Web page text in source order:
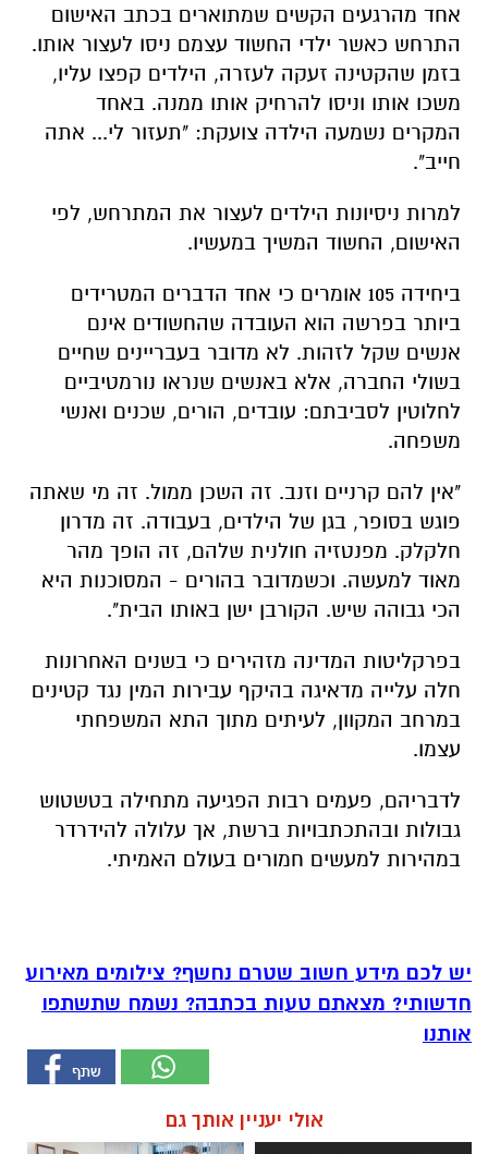
אחד מהרגעים הקשים שמתוארים בכתב האישום
התרחש כאשר ילדי החשוד עצמם ניסו לעצור אותו.
בזמן שהקטינה זעקה לעזרה, הילדים קפצו עליו,
משכו אותו וניסו להרחיק אותו ממנה. באחד
המקרים נשמעה הילדה צועקת: "תעזור לי... אתה
חייב".
למרות ניסיונות הילדים לעצור את המתרחש, לפי
האישום, החשוד המשיך במעשיו.
ביחידה 105 אומרים כי אחד הדברים המטרידים
ביותר בפרשה הוא העובדה שהחשודים אינם
אנשים שקל לזהות. לא מדובר בעבריינים שחיים
בשולי החברה, אלא באנשים שנראו נורמטיביים
לחלוטין לסביבתם: עובדים, הורים, שכנים ואנשי
משפחה.
"אין להם קרניים וזנב. זה השכן ממול. זה מי שאתה
פוגש בסופר, בגן של הילדים, בעבודה. זה מדרון
חלקלק. מפנטזיה חולנית שלהם, זה הופך מהר
מאוד למעשה. וכשמדובר בהורים - המסוכנות היא
הכי גבוהה שיש. הקורבן ישן באותו הבית".
בפרקליטות המדינה מזהירים כי בשנים האחרונות
חלה עלייה מדאיגה בהיקף עבירות המין נגד קטינים
במרחב המקוון, לעיתים מתוך התא המשפחתי
עצמו.
לדבריהם, פעמים רבות הפגיעה מתחילה בטשטוש
גבולות ובהתכתבויות ברשת, אך עלולה להידרדר
במהירות למעשים חמורים בעולם האמיתי.
יש לכם מידע חשוב שטרם נחשף? צילומים מאירוע
חדשותי? מצאתם טעות בכתבה? נשמח שתשתפו
אותנו
אולי יעניין אותך גם